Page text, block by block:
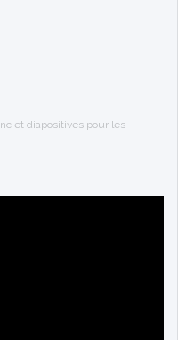
et diapositives pour les